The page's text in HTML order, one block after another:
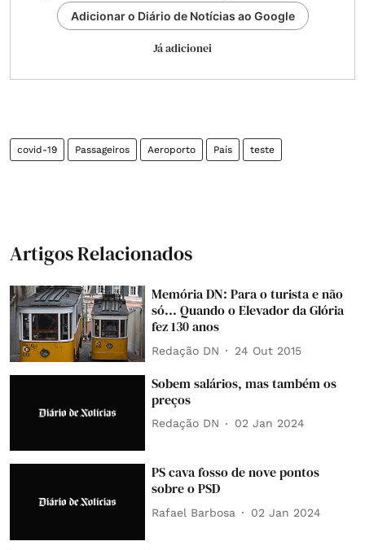
Adicionar o Diário de Notícias ao Google
Já adicionei
covid-19 Passageiros Aeroporto País teste
Artigos Relacionados
Memória DN: Para o turista e não
só... Quando o Elevador da Glória
fez 130 anos
Redação DN 24 Out 2015
Sobem salários, mas também os
preços
Redação DN 02 Jan 2024
PS cava fosso de nove pontos
sobre o PSD
Rafael Barbosa 02 Jan 2024